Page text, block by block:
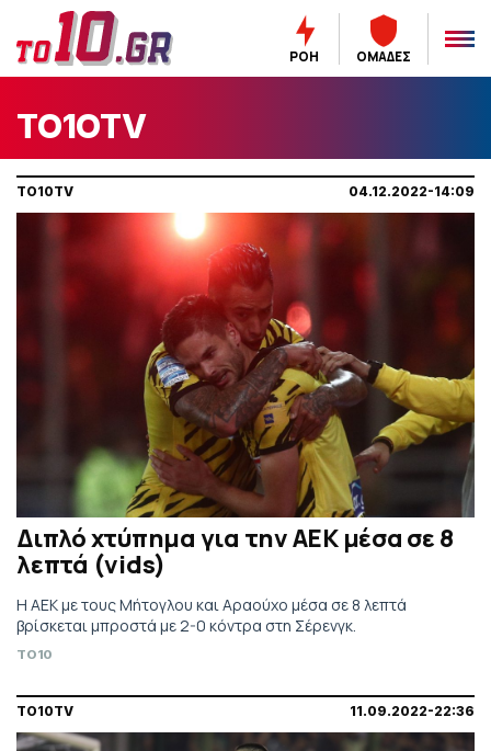
ΡΟΗ ΟΜΑΔΕΣ
TO1OTV
TO10TV 04.12.2022-14:09
Διπλό χτύπημα για την ΑΕΚ μέσα σε 8
λεπτά (vids)
Η ΑΕΚ με τους Μήτογλου και Αραούχο μέσα σε 8 λεπτά
βρίσκεται μπροστά με 2-0 κόντρα στη Σέρενγκ.
TO10
TO10TV 11.09.2022-22:36